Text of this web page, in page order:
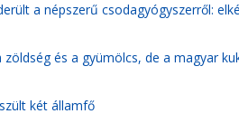
a népszerű csodagyógyszerről:
zöldség és a gyümölcs, de a magyar
két államfő